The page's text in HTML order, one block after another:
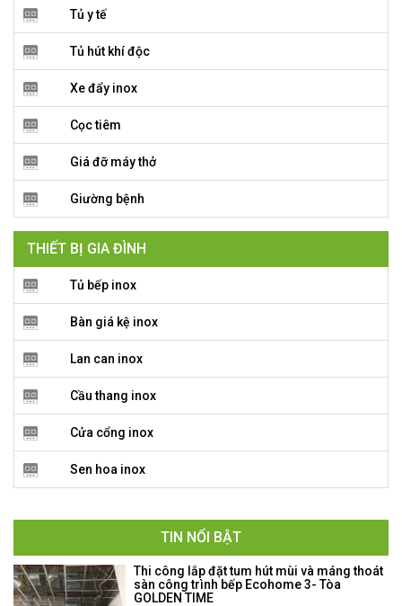
Tủ y tế
Tủ hút khí độc
Xe đẩy inox
Cọc tiêm
Giá đỡ máy thở
Giường bệnh
THIẾT BỊ GIA ĐÌNH
Tủ bếp inox
Bàn giá kệ inox
Lan can inox
Cầu thang inox
Cửa cổng inox
Sen hoa inox
TIN NỔI BẬT
Thi công lắp đặt tum hút mùi và máng thoát
sàn công trình bếp Ecohome 3- Tòa
GOLDEN TIME